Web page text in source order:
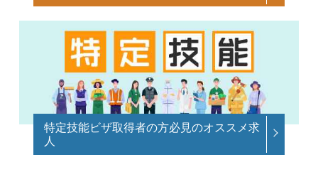
特定技能ビザ取得者の方必見のオススメ求
人